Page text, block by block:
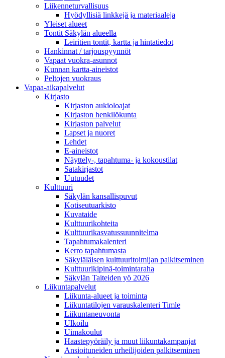
Liikenneturvallisuus
Hyödyllisiä linkkejä ja materiaaleja
Yleiset alueet
Tontit Säkylän alueella
Leiritien tontit, kartta ja hintatiedot
Hankinnat / tarjouspyynnöt
Vapaat vuokra-asunnot
Kunnan kartta-aineistot
Peltojen vuokraus
Vapaa-aika­palvelut
Kirjasto
Kirjaston aukioloajat
Kirjaston henkilökunta
Kirjaston palvelut
Lapset ja nuoret
Lehdet
E-aineistot
Näyttely-, tapahtuma- ja kokoustilat
Satakirjastot
Uutuudet
Kulttuuri
Säkylän kansallispuvut
Kotiseutuarkisto
Kuvataide
Kulttuurikohteita
Kulttuurikasvatussuunnitelma
Tapahtumakalenteri
Kerro tapahtumasta
Säkyläläisen kulttuuritoimijan palkitseminen
Kulttuurikipinä-toimintaraha
Säkylän Taiteiden yö 2026
Liikuntapalvelut
Liikunta-alueet ja toiminta
Liikuntatilojen varauskalenteri Timle
Liikuntaneuvonta
Ulkoilu
Uimakoulut
Haastepyöräily ja muut liikuntakampanjat
Ansioituneiden urheilijoiden palkitseminen